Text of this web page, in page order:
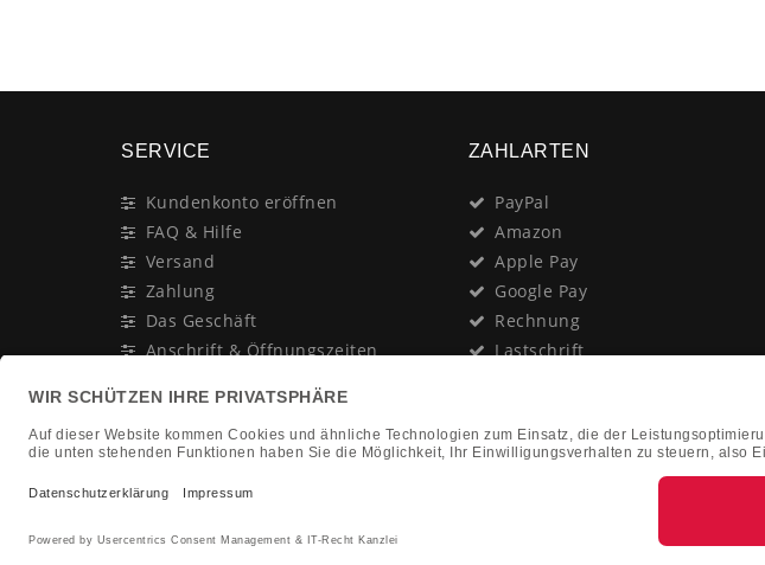
SERVICE
Kundenkonto eröffnen
FAQ & Hilfe
Versand
Zahlung
Das Geschäft
Anschrift & Öffnungszeiten
Newsletter
In Gedenken an:
Jürgen Duhn
ZAHLARTEN
PayPal
Amazon
Apple Pay
Google Pay
Rechnung
Lastschrift
Nachnahme